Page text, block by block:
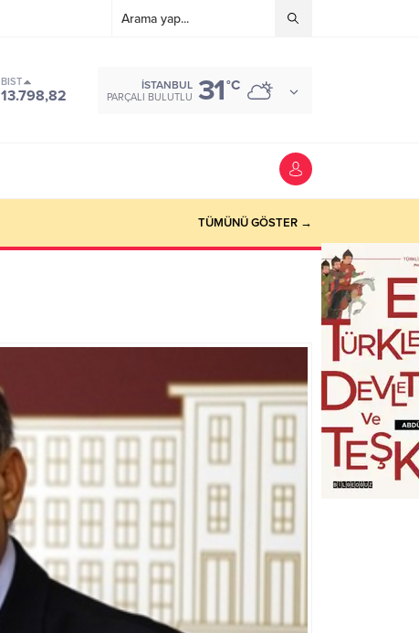
BIST
13.798,82
İSTANBUL
PARÇALI BULUTLU 31°C
TÜMÜNÜ GÖSTER →